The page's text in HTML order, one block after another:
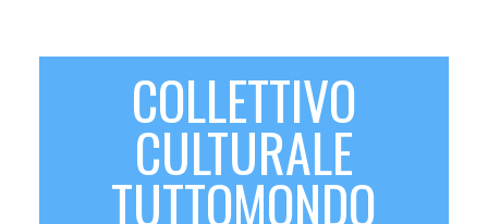
COLLETTIVO
CULTURALE
TUTTOMONDO